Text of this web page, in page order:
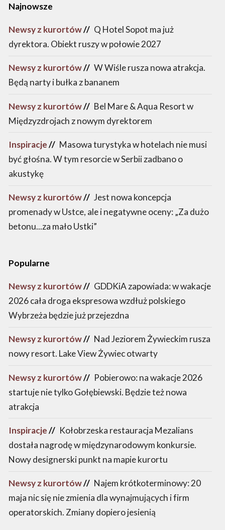
Najnowsze
Newsy z kurortów// Q Hotel Sopot ma już
dyrektora. Obiekt ruszy w połowie 2027
Newsy z kurortów// W Wiśle rusza nowa atrakcja.
Będą narty i bułka z bananem
Newsy z kurortów// Bel Mare & Aqua Resort w
Międzyzdrojach z nowym dyrektorem
Inspiracje // Masowa turystyka w hotelach nie musi
być głośna. W tym resorcie w Serbii zadbano o
akustykę
Newsy z kurortów// Jest nowa koncepcja
promenady w Ustce, ale i negatywne oceny: „Za dużo
betonu...za mało Ustki”
Popularne
Newsy z kurortów// GDDKiA zapowiada: w wakacje
2026 cała droga ekspresowa wzdłuż polskiego
Wybrzeża będzie już przejezdna
Newsy z kurortów// Nad Jeziorem Żywieckim rusza
nowy resort. Lake View Żywiec otwarty
Newsy z kurortów// Pobierowo: na wakacje 2026
startuje nie tylko Gołębiewski. Będzie też nowa
atrakcja
Inspiracje // Kołobrzeska restauracja Mezalians
dostała nagrodę w międzynarodowym konkursie.
Nowy designerski punkt na mapie kurortu
Newsy z kurortów// Najem krótkoterminowy: 20
maja nic się nie zmienia dla wynajmujących i firm
operatorskich. Zmiany dopiero jesienią